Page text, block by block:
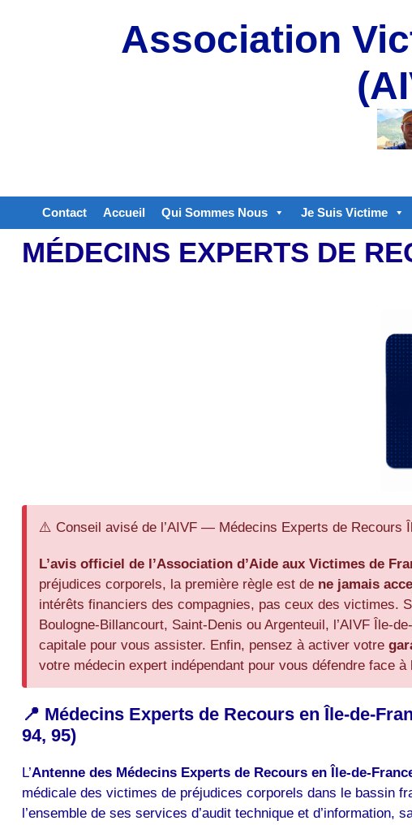
Association
Contact Accueil Qui Sommes Nous Je Suis Victime
MÉDECINS EXPERTS DE
⚠️ Conseil avisé de l’AIVF — Médecins Experts de Recours
L’avis officiel de l’Association d’Aide aux Victimes de
préjudices corporels, la première règle est de ne jamais
intérêts financiers des compagnies, pas ceux des victimes.
Boulogne-Billancourt, Saint-Denis ou Argenteuil, l’AIVF Île-
capitale pour vous assister. Enfin, pensez à activer votre
votre médecin expert indépendant pour vous défendre face
📍 Médecins Experts de Recours en Île-de-
94, 95)
L’Antenne des Médecins Experts de Recours en Île-de-
médicale des victimes de préjudices corporels dans le bassin
l’ensemble de ses services d’audit technique et